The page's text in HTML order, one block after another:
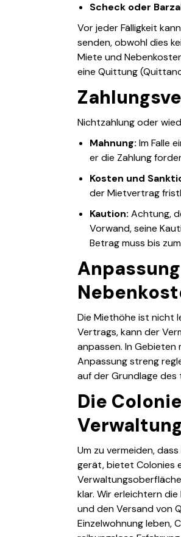
Scheck oder
Vor jeder Fälligkeit
senden, obwohl dies
Miete und
eine Quittung
Nichtzahlung oder
Mahnung: Im Falle
er die Zahlung
Kosten und
der Mietvertrag
Kaution: Achtung,
Vorwand, seine
Betrag muss bis
Die Miethöhe ist nicht
Vertrags, kann der
anpassen. In
Anpassung streng
auf der Grundlage
Die
Um zu vermeiden,
gerät, bietet Colonies
klar. Wir erleichtern
und den Versand von
Einzelwohnung leben,